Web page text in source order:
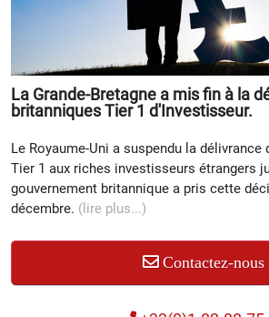
La Grande-Bretagne a mis fin à la
britanniques Tier 1 d'Investisseur.
Le Royaume-Uni a suspendu la délivrance
Tier 1 aux riches investisseurs étrangers
gouvernement britannique a pris cette
décembre. (lire plus...)
Contactez-nous